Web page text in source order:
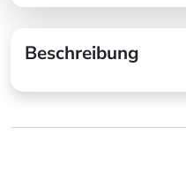
Beschreibung